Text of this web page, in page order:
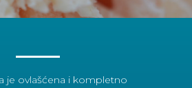
je ovlašćena i kompletno